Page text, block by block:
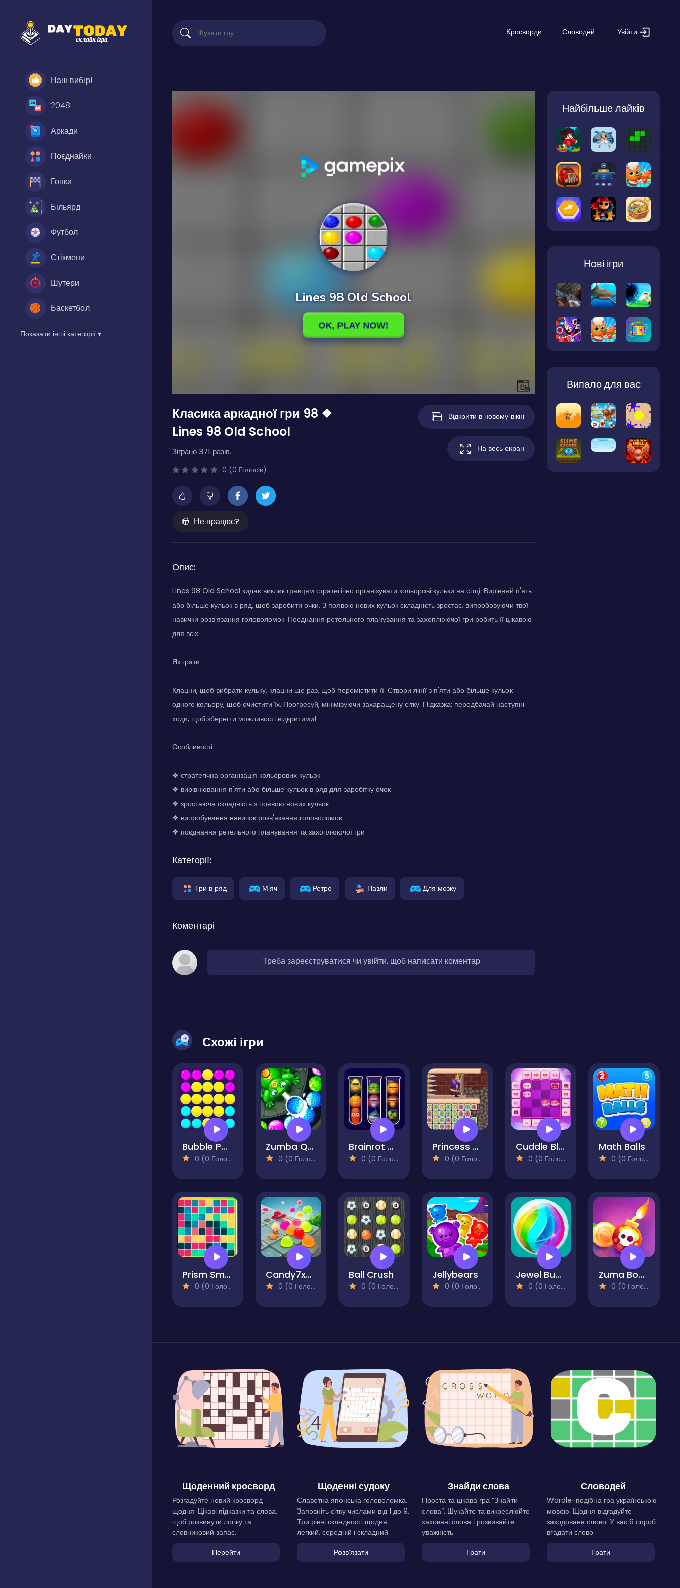
Наш вибір!
2048
Аркади
Поєднайки
Гонки
Більярд
Футбол
Стікмени
Шутери
Баскетбол
Показати інші категорії ▾
Кросворди Словодей Увійти
Класика аркадної гри 98 ❖
Lines 98 Old School
Зіграно 371 разів.
0 (0 Голосів)
Не працює?
Відкрити в новому вікні
На весь екран
Опис:
Lines 98 Old School кидає виклик гравцям стратегічно організувати кольорові кульки на сітці. Вирівняй п'ять
або більше кульок в ряд, щоб заробити очки. З появою нових кульок складність зростає, випробовуючи твої
навички розв'язання головоломок. Поєднання ретельного планування та захоплюючої гри робить її цікавою
для всіх.
Як грати
Клацни, щоб вибрати кульку, клацни ще раз, щоб перемістити її. Створи лінії з п'яти або більше кульок
одного кольору, щоб очистити їх. Прогресуй, мінімізуючи захаращену сітку. Підказка: передбачай наступні
ходи, щоб зберегти можливості відкритими!
Особливості
❖ стратегічна організація кольорових кульок
❖ вирівнювання п'яти або більше кульок в ряд для заробітку очок
❖ зростаюча складність з появою нових кульок
❖ випробування навичок розв'язання головоломок
❖ поєднання ретельного планування та захоплюючої гри
Категорії:
Три в ряд М'яч Ретро Пазли Для мозку
Коментарі
Треба зареєструватися чи увійти, щоб написати коментар
Найбільше лайків
Нові ігри
Випало для вас
Схожі ігри
Bubble Pop Balloons
0 (0 Голосів)
Zumba Quest
0 (0 Голосів)
Brainrot Mind Puzzle Sort Challenge
0 (0 Голосів)
Princess Rescue Fruit Connect
0 (0 Голосів)
Cuddle Blocks
0 (0 Голосів)
Math Balls
0 (0 Голосів)
Prism Smash Puzzle Quest
0 (0 Голосів)
Candy7x7Block
0 (0 Голосів)
Ball Crush
0 (0 Голосів)
Jellybears
0 (0 Голосів)
Jewel Bubbles 3
0 (0 Голосів)
Zuma Boom
0 (0 Голосів)
Щоденний кросворд
Розгадуйте новий кросворд
щодня. Цікаві підказки та слова,
щоб розвинути логіку та
словниковий запас.
Перейти
Щоденні судоку
Славетна японська головоломка.
Заповніть сітку числами від 1 до 9.
Три рівні складності щодня:
легкий, середній і складний.
Розвʼязати
Знайди слова
Проста та цікава гра “Знайти
слова”. Шукайте та викреслюйте
заховані слова і розвивайте
уважність.
Грати
Словодей
Wordle-подібна гра українською
мовою. Щодня відгадуйте
закодоване слово. У вас 6 спроб
вгадати слово.
Грати